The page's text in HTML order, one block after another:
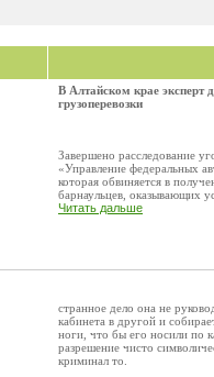
В Алтайском крае эксперт
грузоперевозки
Завершено расследование
«Управление федеральных
которая обвиняется в
барнаульцев, оказывающих
Читать дальше
странное дело она не
кабинета в другой и
ноги, что бы его носили по
разрешение чисто
криминал то.